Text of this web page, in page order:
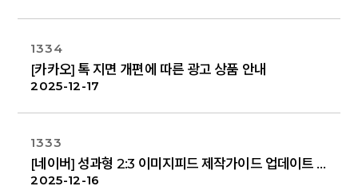
1334
[카카오] 톡 지면 개편에 따른 광고 상품 안내
2025-12-17
1333
[네이버] 성과형 2:3 이미지피드 제작가이드 업데이트 안내
2025-12-16